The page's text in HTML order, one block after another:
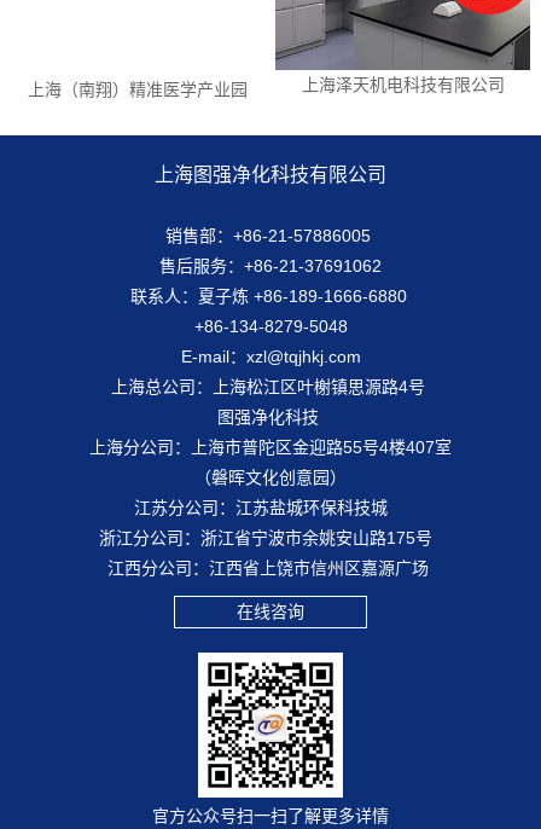
上海（南翔）精准医学产业园 上海泽天机电科技有限公司
上海图强净化科技有限公司
销售部：+86-21-57886005
售后服务：+86-21-37691062
联系人：夏子炼 +86-189-1666-6880
+86-134-8279-5048
E-mail：xzl@tqjhkj.com
上海总公司：上海松江区叶榭镇思源路4号
图强净化科技
上海分公司：上海市普陀区金迎路55号4楼407室
（磐晖文化创意园）
江苏分公司：江苏盐城环保科技城
浙江分公司：浙江省宁波市余姚安山路175号
江西分公司：江西省上饶市信州区嘉源广场
在线咨询
官方公众号扫一扫了解更多详情